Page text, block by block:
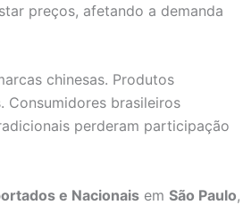
preços, afetando a demanda
chinesas. Produtos
brasileiros
perderam participação
e Nacionais em São Paulo,